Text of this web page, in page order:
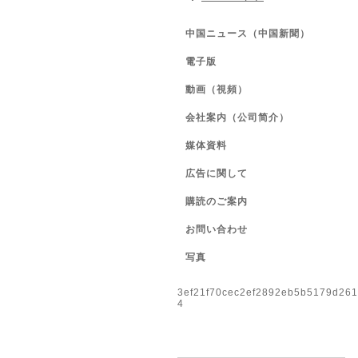
中国ニュース（中国新聞）
電子版
動画（視頻）
会社案内（公司简介）
媒体資料
広告に関して
購読のご案内
お問い合わせ
写真
4